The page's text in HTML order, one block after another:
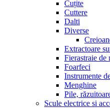
Cuțite
Cuttere
Dalti
Diverse
Extractoare
Fierastraie de
Foarfeci
Instrumente
Menghine
Pile,
Scule electrice si